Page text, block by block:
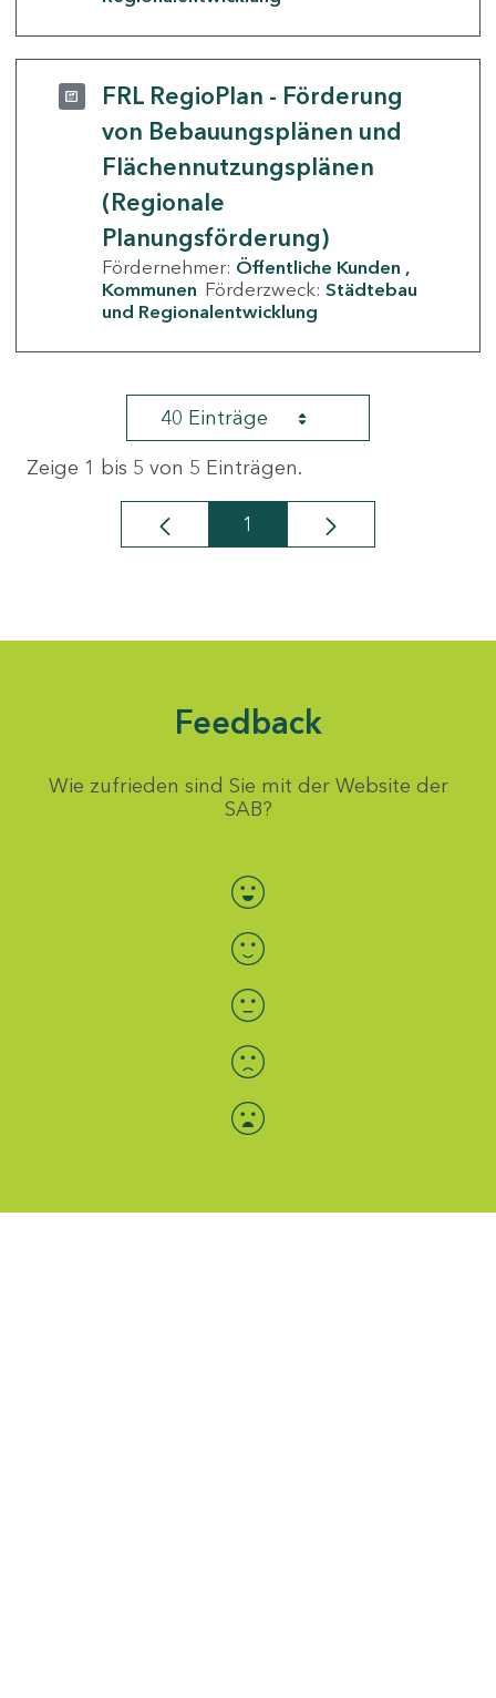
FRL RegioPlan - Förderung
von Bebauungsplänen und
Flächennutzungsplänen
(Regionale
Planungsförderung)
Fördernehmer: Öffentliche Kunden
Kommunen Förderzweck: Städtebau
und Regionalentwicklung
40 Einträge
Zeige 1 bis 5 von 5 Einträgen.
Seite
1
Feedback
Wie zufrieden sind Sie mit der Website der
SAB?
Bewertung auswählen